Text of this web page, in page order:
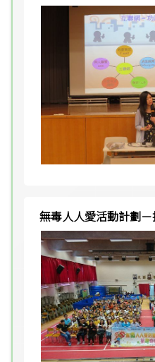
理辦事
無毒人人愛活動計劃－
學組亞